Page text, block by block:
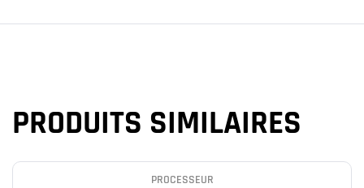
PRODUITS SIMILAIRES
PROCESSEUR